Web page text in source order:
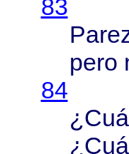
83
pero
84
¿
¿